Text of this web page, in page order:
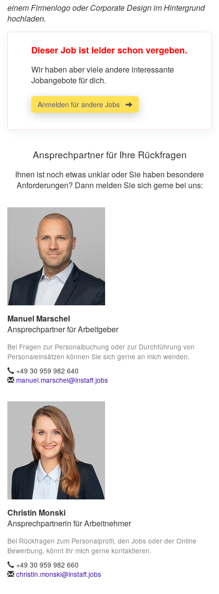
einem Firmenlogo oder Corporate Design im Hintergrund
hochladen.
Dieser Job ist leider schon vergeben.
Wir haben aber viele andere interessante
Jobangebote für dich.
Anmelden für andere Jobs
Ansprechpartner für Ihre Rückfragen
Ihnen ist noch etwas unklar oder Sie haben besondere
Anforderungen? Dann melden Sie sich gerne bei uns:
Manuel Marschel
Ansprechpartner für Arbeitgeber
Bei Fragen zur Personalbuchung oder zur Durchführung von
Personaleinsätzen können Sie sich gerne an mich wenden.
+49 30 959 982 640
manuel.marschel@instaff.jobs
Christin Monski
Ansprechpartnerin für Arbeitnehmer
Bei Rückfragen zum Personalprofil, den Jobs oder der Online
Bewerbung, könnt ihr mich gerne kontaktieren.
+49 30 959 982 660
christin.monski@instaff.jobs